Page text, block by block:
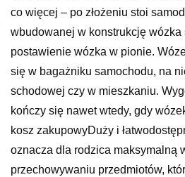
co więcej – po złożeniu stoi
wbudowanej w konstrukcję
postawienie wózka w pionie.
się w bagażniku samochodu, na
schodowej czy w mieszkaniu.
kończy się nawet wtedy, gdy
kosz zakupowyDuży i
oznacza dla rodzica maksymalną
przechowywaniu przedmiotów,